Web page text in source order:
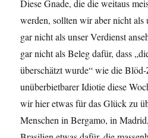
Diese Gnade, die die weitaus
werden, sollten wir aber nicht als
gar nicht als unser Verdienst
gar nicht als Beleg dafür, dass
überschätzt wurde“ wie die
unüberbietbarer Idiotie diese
wir hier etwas für das Glück zu
Menschen in Bergamo, in